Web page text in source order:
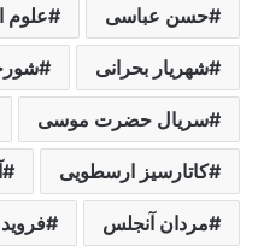
حسن عباسی علوم
شهریار بحرانی
سریال حضرت موسی
کاتارسیز ارسطویی
مردان آنجلس فروید